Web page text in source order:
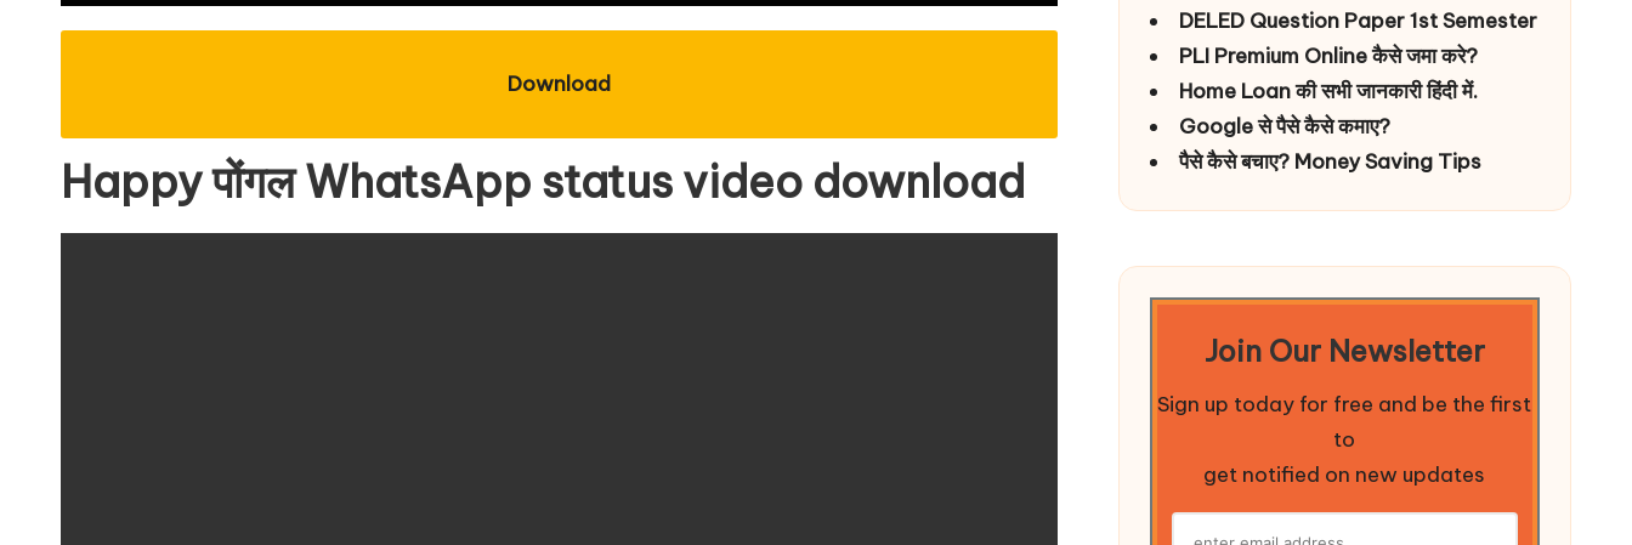
Download
Happy पोंगल WhatsApp status video download
DELED Question Paper 1st Semester
PLI Premium Online कैसे जमा करे?
Home Loan की सभी जानकारी हिंदी में.
Google से पैसे कैसे कमाए?
पैसे कैसे बचाए? Money Saving Tips
Join Our Newsletter
Sign up today for free and be the first
to
get notified on new updates